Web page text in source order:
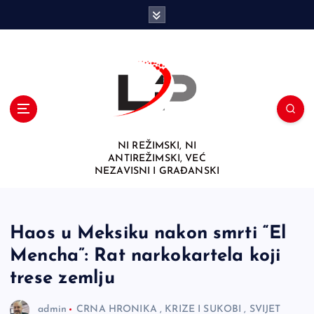
NI REŽIMSKI, NI
ANTIREŽIMSKI, VEĆ
NEZAVISNI I GRAĐANSKI
Haos u Meksiku nakon smrti “El
Mencha”: Rat narkokartela koji
trese zemlju
admin CRNA HRONIKA, KRIZE I SUKOBI , SVIJET